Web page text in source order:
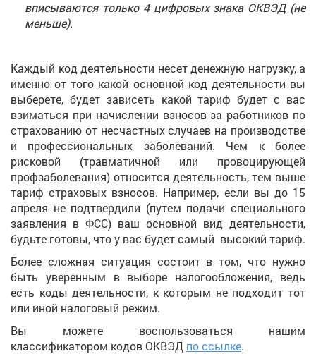
вписываются только 4 цифровых знака ОКВЭД (не
меньше).
Каждый код деятельности несет денежную нагрузку, а
именно от того какой основной код деятельности вы
выберете, будет зависеть какой тариф будет с вас
взиматься при начислении взносов за работников по
страхованию от несчастных случаев на производстве
и профессиональных заболеваний. Чем к более
рисковой (травматичной или провоцирующей
профзаболевания) относится деятельность, тем выше
тариф страховых взносов. Например, если вы до 15
апреля не подтвердили (путем подачи специального
заявления в ФСС) ваш основной вид деятельности,
будьте готовы, что у вас будет самый высокий тариф.
Более сложная ситуация состоит в том, что нужно
быть уверенным в выборе налогообложения, ведь
есть коды деятельности, к которым не подходит тот
или иной налоговый режим.
Вы можете воспользоваться нашим
классификатором кодов ОКВЭД по ссылке.